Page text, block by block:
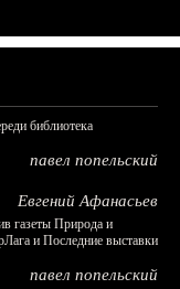
библиотека
павел попельский
Евгений Афанасьев
газеты Природа и
и Последние выставки
павел попельский